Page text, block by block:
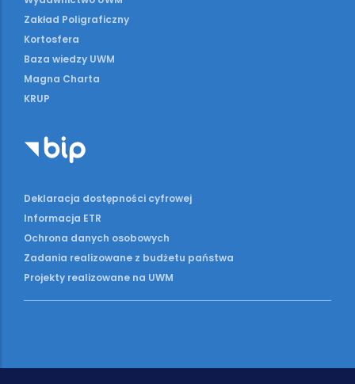
Zakład Poligraficzny
Kortosfera
Baza wiedzy UWM
Magna Charta
KRUP
Deklaracja dostępności cyfrowej
Informacja ETR
Ochrona danych osobowych
Zadania realizowane z budżetu państwa
Projekty realizowane na UWM